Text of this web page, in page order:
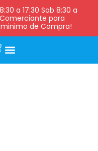
a 17:30 Sab 8:30 a
para
de Compra!